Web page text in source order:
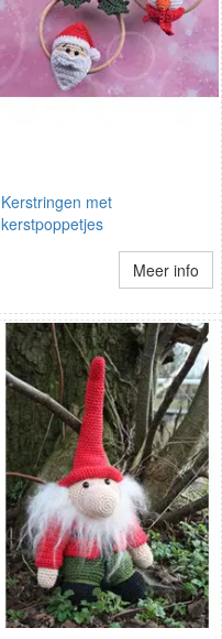
Kerstringen met
kerstpoppetjes
Meer info